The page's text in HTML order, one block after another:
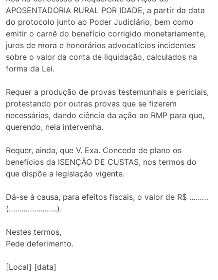
APOSENTADORIA RURAL POR IDADE, a partir da data
do protocolo junto ao Poder Judiciário, bem como
emitir o carnê do benefício corrigido monetariamente,
juros de mora e honorários advocatícios incidentes
sobre o valor da conta de liquidação, calculados na
forma da Lei.
Requer a produção de provas testemunhais e periciais,
protestando por outras provas que se fizerem
necessárias, dando ciência da ação ao RMP para que,
querendo, nela intervenha.
Requer, ainda, que V. Exa. Conceda de plano os
benefícios da ISENÇÃO DE CUSTAS, nos termos do
que dispõe a legislação vigente.
Dá-se à causa, para efeitos fiscais, o valor de R$ ………
(…………………..).
Nestes termos,
Pede deferimento.
[Local] [data]